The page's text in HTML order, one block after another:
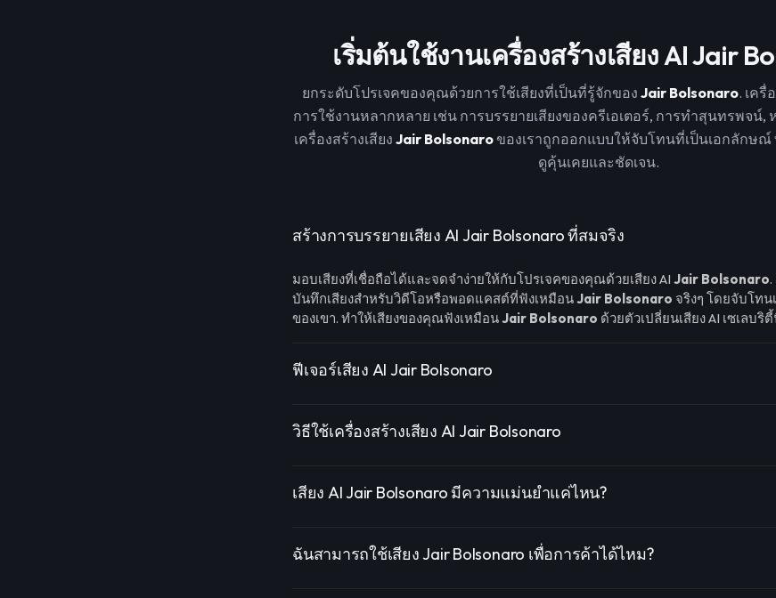
เริ่มต้นใช้งานเครื่องสร้างเสียง AI Jair
ยกระดับโปรเจคของคุณด้วยการใช้เสียงที่เป็นที่รู้จักของ Jair Bolsonaro. เครื่
การใช้งานหลากหลาย เช่น การบรรยายเสียงของครีเอเตอร์, การทำสุนทรพจน์
เครื่องสร้างเสียง Jair Bolsonaroของเราถูกออกแบบให้จับโทนที่เป็นเอกลักษณ์
ดูคุ้นเคยและชัดเจน.
สร้างการบรรยายเสียง AI Jair Bolsonaro ที่สมจริง
มอบเสียงที่เชื่อถือได้และจดจำง่ายให้กับโปรเจคของคุณด้วยเสียง AI Jair Bolsonaro
บันทึกเสียงสำหรับวิดีโอหรือพอดแคสต์ที่ฟังเหมือนJair Bolsonaro จริงๆ โดยจับโท
ของเขา. ทำให้เสียงของคุณฟังเหมือนJair Bolsonaro ด้วยตัวเปลี่ยนเสียง AI เซเลบริตี้
ฟีเจอร์เสียง AI Jair Bolsonaro
วิธีใช้เครื่องสร้างเสียง AI Jair Bolsonaro
เสียง AI Jair Bolsonaro มีความแม่นยำแค่ไหน?
ฉันสามารถใช้เสียง Jair Bolsonaro เพื่อการค้าได้ไหม?